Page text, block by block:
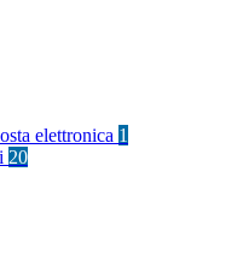
elettronica 1
20